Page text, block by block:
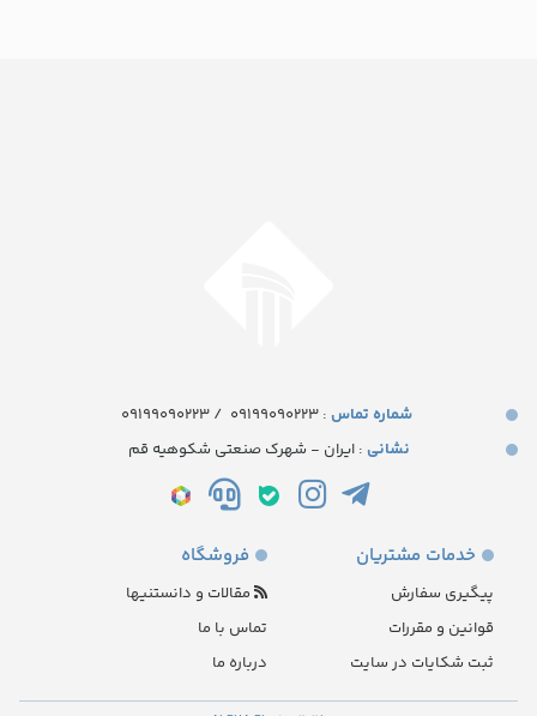
شماره تماس‌ : ۰۹۱۹۹۰۹۰۲۲۳ /
09199090223
نشانی : ایران - شهرک صنعتی شکوهیه قم
خدمات مشتریان
پیگیری سفارش
قوانین و مقررات
ثبت شکایات در سایت
فروشگاه
مقالات و دانستنیها
تماس با ما
درباره ما